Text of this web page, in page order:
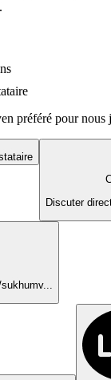
préféré pour nous
Discuter